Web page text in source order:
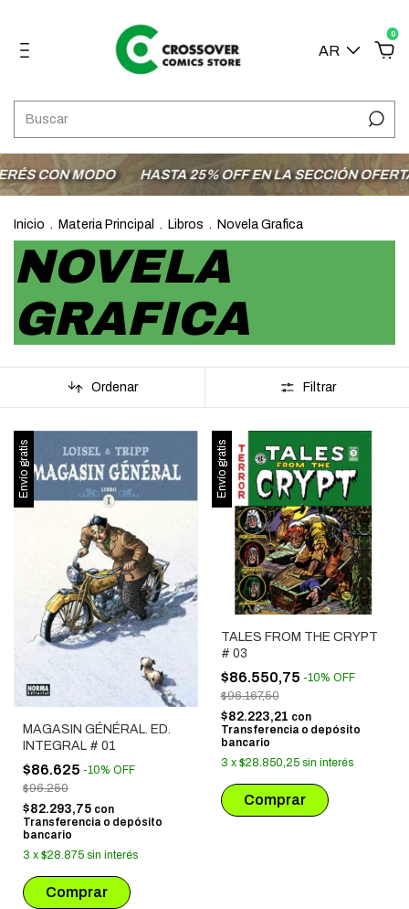
AR
0
HASTA 25% OFF EN LA SECCIÓN OFERTAS ENVÍOS
Inicio . Materia Principal . Libros . Novela Grafica
NOVELA
GRAFICA
Ordenar Filtrar
Envío gratis
MAGASIN GÉNÉRAL. ED.
INTEGRAL # 01
$86.625 -10% OFF
$96.250
$82.293,75 con
Transferencia o depósito
bancario
3 x $28.875 sin interés
Envío gratis
TALES FROM THE CRYPT
# 03
$86.550,75 -10% OFF
$96.167,50
$82.223,21 con
Transferencia o depósito
bancario
3 x $28.850,25 sin interés